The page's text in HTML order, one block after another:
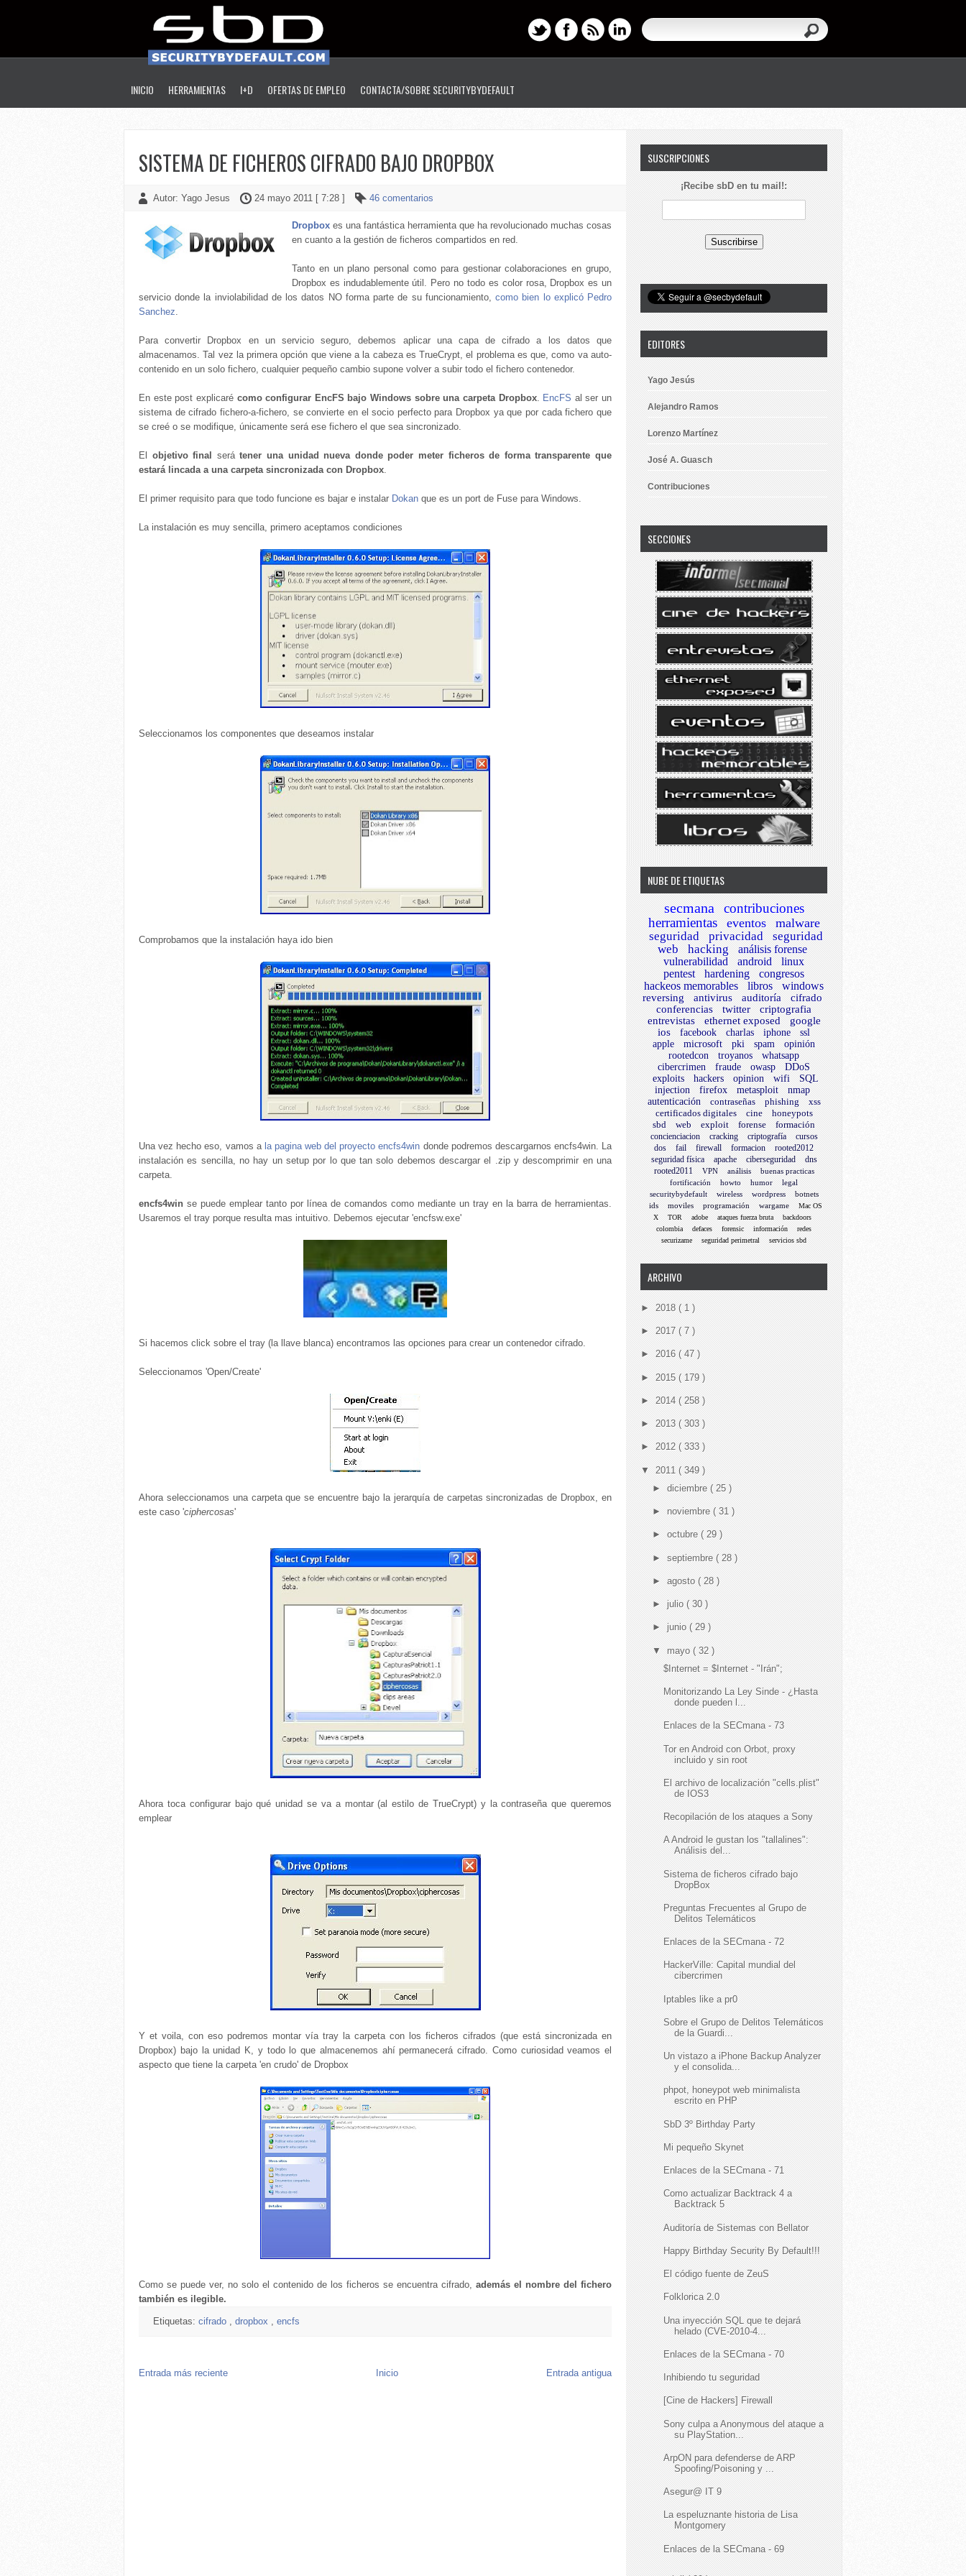
INICIO HERRAMIENTAS I+D OFERTAS DE EMPLEO CONTACTA/SOBRE SECURITYBYDEFAULT
SISTEMA DE FICHEROS CIFRADO BAJO DROPBOX
Autor: Yago Jesus 24 mayo 2011 [ 7:28 ] 46 comentarios
Dropbox es una fantástica herramienta que ha revolucionado muchas cosas
en cuanto a la gestión de ficheros compartidos en red.
Tanto en un plano personal como para gestionar colaboraciones en grupo,
Dropbox es indudablemente útil. Pero no todo es color rosa, Dropbox es un
servicio donde la inviolabilidad de los datos NO forma parte de su funcionamiento,como bien lo explicó Pedro
Sanchez.
Para convertir Dropbox en un servicio seguro, debemos aplicar una capa de cifrado a los datos que
almacenamos. Tal vez la primera opción que viene a la cabeza es TrueCrypt, el problema es que, como va auto-
contenido en un solo fichero, cualquier pequeño cambio supone volver a subir todo el fichero contenedor.
En este post explicaré como configurar EncFS bajo Windows sobre una carpeta Dropbox. EncFS al ser un
sistema de cifrado fichero-a-fichero, se convierte en el socio perfecto para Dropbox ya que por cada fichero que
se creé o se modifique, únicamente será ese fichero el que sea sincronizado.
El objetivo final serátener una unidad nueva donde poder meter ficheros de forma transparente que
estará lincada a una carpeta sincronizada con Dropbox.
El primer requisito para que todo funcione es bajar e instalar Dokan que es un port de Fuse para Windows.
La instalación es muy sencilla, primero aceptamos condiciones
Seleccionamos los componentes que deseamos instalar
Comprobamos que la instalación haya ido bien
Una vez hecho eso, vamos a la pagina web del proyecto encfs4win donde podremos descargarnos encfs4win. La
instalación es sencilla, no hay un setup por lo que tan solo debemos descargar el .zip y descomprimir en una
carpeta.
encfs4win se puede emplear tanto por línea de comandos como mediante un tray en la barra de herramientas.
Usaremos el tray porque resulta mas intuitivo. Debemos ejecutar 'encfsw.exe'
Si hacemos click sobre el tray (la llave blanca) encontramos las opciones para crear un contenedor cifrado.
Seleccionamos 'Open/Create'
Ahora seleccionamos una carpeta que se encuentre bajo la jerarquía de carpetas sincronizadas de Dropbox, en
este caso 'ciphercosas'
Ahora toca configurar bajo qué unidad se va a montar (al estilo de TrueCrypt) y la contraseña que queremos
emplear
Y et voila, con eso podremos montar vía tray la carpeta con los ficheros cifrados (que está sincronizada en
Dropbox) bajo la unidad K, y todo lo que almacenemos ahí permanecerá cifrado. Como curiosidad veamos el
aspecto que tiene la carpeta 'en crudo' de Dropbox
Como se puede ver, no solo el contenido de los ficheros se encuentra cifrado, además el nombre del fichero
también es ilegible.
Etiquetas: cifrado , dropbox , encfs
Entrada más reciente Entrada antigua
Inicio
SUSCRIPCIONES
¡Recibe sbD en tu mail!:
EDITORES
Yago Jesús
Alejandro Ramos
Lorenzo Martínez
José A. Guasch
Contribuciones
SECCIONES
NUBE DE ETIQUETAS
secmana
contribuciones
herramientas
eventos malware
seguridad privacidad
seguridad
web
hacking
análisis forense
vulnerabilidad
android
linux
pentest
hardening
congresos
hackeos memorables
libros windows
reversing antivirus auditoría
cifrado
conferencias
twitter
criptografia
entrevistas
ethernet exposed
google
ios
facebook charlas iphone
ssl
apple
microsoft pki spam
opinión
rootedcon
troyanos
whatsapp
cibercrimen
fraude owasp
DDoS
exploits
hackers opinion wifi
SQL
injection
firefox metasploit
nmap
autenticación
contraseñas phishing
xss
certificados digitales
cine
honeypots
sbd
web exploit forense formación
concienciacion cracking criptografía
cursos
dos
fail firewall formacion
rooted2012
seguridad física
apache ciberseguridad
dns
rooted2011
VPN análisis
buenas practicas
fortificación
howto humor
legal
securitybydefault
wireless wordpress
botnets
ids
moviles programación wargame
Mac OS
X
TOR adobe ataques fuerza bruta
backdoors
colombia
defaces forensic información
redes
securizame
seguridad perimetral servicios sbd
ARCHIVO
► 2018 ( 1 )
► 2017 ( 7 )
► 2016 ( 47 )
► 2015 ( 179 )
► 2014 ( 258 )
► 2013 ( 303 )
► 2012 ( 333 )
▼ 2011 ( 349 )
► diciembre ( 25 )
► noviembre ( 31 )
► octubre ( 29 )
► septiembre ( 28 )
► agosto ( 28 )
► julio ( 30 )
► junio ( 29 )
▼ mayo ( 32 )
$Internet = $Internet - "Irán";
Monitorizando La Ley Sinde - ¿Hasta
donde pueden l...
Enlaces de la SECmana - 73
Tor en Android con Orbot, proxy
incluido y sin root
El archivo de localización "cells.plist"
de IOS3
Recopilación de los ataques a Sony
A Android le gustan los "tallalines":
Análisis del...
Sistema de ficheros cifrado bajo
DropBox
Preguntas Frecuentes al Grupo de
Delitos Telemáticos
Enlaces de la SECmana - 72
HackerVille: Capital mundial del
cibercrimen
Iptables like a pr0
Sobre el Grupo de Delitos Telemáticos
de la Guardi...
Un vistazo a iPhone Backup Analyzer
y el consolida...
phpot, honeypot web minimalista
escrito en PHP
SbD 3º Birthday Party
Mi pequeño Skynet
Enlaces de la SECmana - 71
Como actualizar Backtrack 4 a
Backtrack 5
Auditoría de Sistemas con Bellator
Happy Birthday Security By Default!!!
El código fuente de ZeuS
Folklorica 2.0
Una inyección SQL que te dejará
helado (CVE-2010-4...
Enlaces de la SECmana - 70
Inhibiendo tu seguridad
[Cine de Hackers] Firewall
Sony culpa a Anonymous del ataque a
su PlayStation...
ArpON para defenderse de ARP
Spoofing/Poisoning y ...
Asegur@ IT 9
La espeluznante historia de Lisa
Montgomery
Enlaces de la SECmana - 69